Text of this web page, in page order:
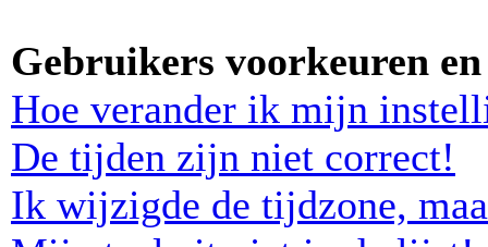
Gebruikers voorkeuren
Hoe verander ik mijn
De tijden zijn niet correct!
Ik wijzigde de tijdzone,